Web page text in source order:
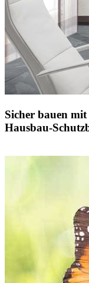
Sicher bauen
Hausbau-